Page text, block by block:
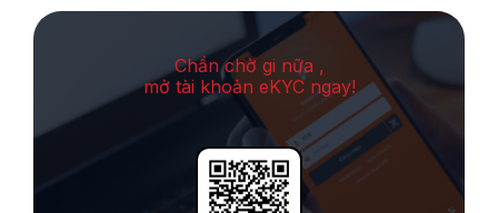
Chần chờ gi nữa ,
mở tài khoản eKYC ngay!